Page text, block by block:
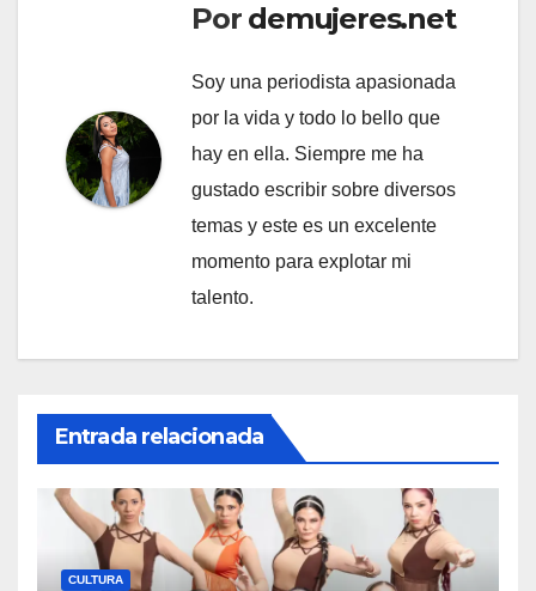
Por demujeres.net
Soy una periodista apasionada
por la vida y todo lo bello que
hay en ella. Siempre me ha
gustado escribir sobre diversos
temas y este es un excelente
momento para explotar mi
talento.
Entrada relacionada
CULTURA